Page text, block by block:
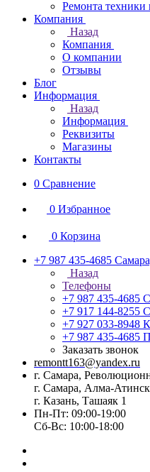
Ремонта техники
Компания
Назад
Компания
О компании
Отзывы
Блог
Информация
Назад
Информация
Реквизиты
Магазины
Контакты
0 Сравнение
0 Избранное
0 Корзина
+7 987 435-4685
Назад
Телефоны
+7 987 435-4685
+7 917 144-8255
+7 927 033-8948
+7 987 435-4685
Заказать звонок
remontt163@yandex.ru
г. Самара,
г. Самара, Алма-
г. Казань, Ташаяк 1
Пн-Пт: 09:00-19:00
Сб-Вс: 10:00-18:00